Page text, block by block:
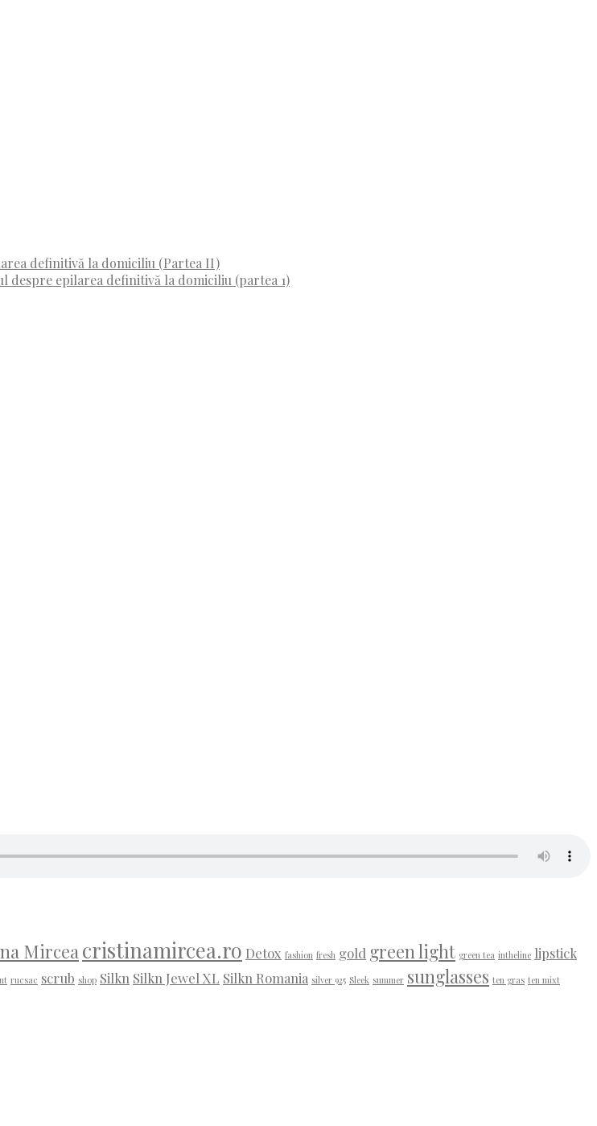
definitivă la domiciliu (Partea II)
despre epilarea definitivă la domiciliu (partea 1)
Mircea cristinamircea.ro Detox fashion fresh gold green light green tea intheline lipstick
rucsac scrub shop Silkn Silkn Jewel XL Silkn Romania silver 925 Sleek summer sunglasses ten gras ten mixt